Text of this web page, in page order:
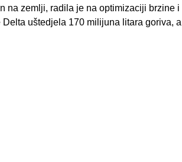
na zemlji, radila je na optimizaciji brzine i
uštedjela 170 milijuna litara goriva, a